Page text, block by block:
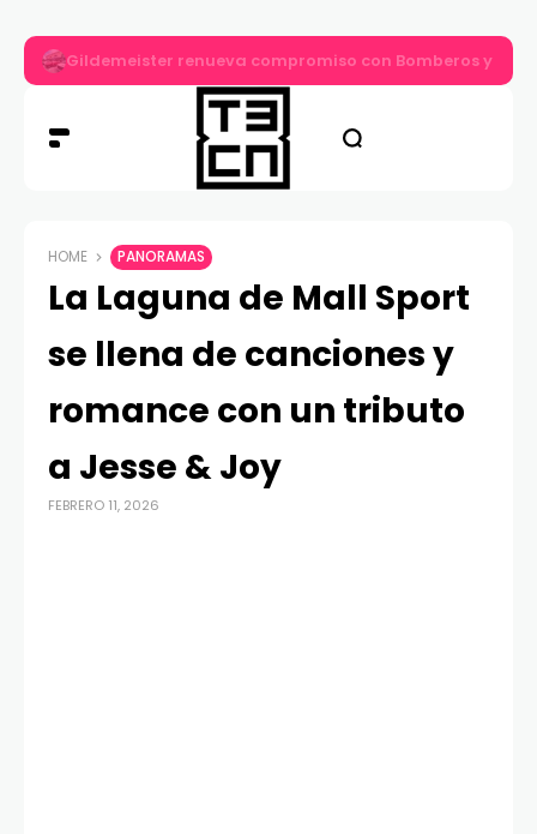
Gildemeister renueva compromiso con Bomberos y
HOME PANORAMAS
La Laguna de Mall Sport
se llena de canciones y
romance con un tributo
a Jesse & Joy
FEBRERO 11, 2026